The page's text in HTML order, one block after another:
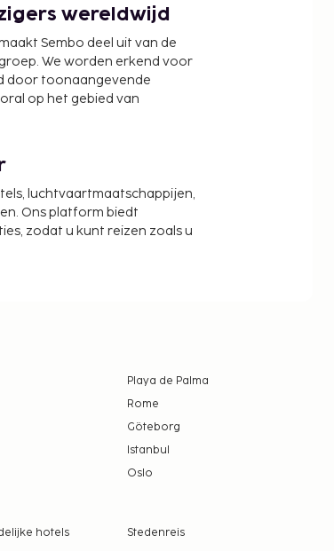
wereldwijd
Sembo deel uit van de
We worden erkend voor
door toonaangevende
op het gebied van
luchtvaartmaatschappijen,
Ons platform biedt
zodat u kunt reizen zoals u
Playa de Palma
Rome
Göteborg
Istanbul
Oslo
hotels
Stedenreis